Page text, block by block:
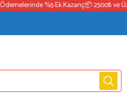
%5 Ek Kazanç📦 2500₺ ve